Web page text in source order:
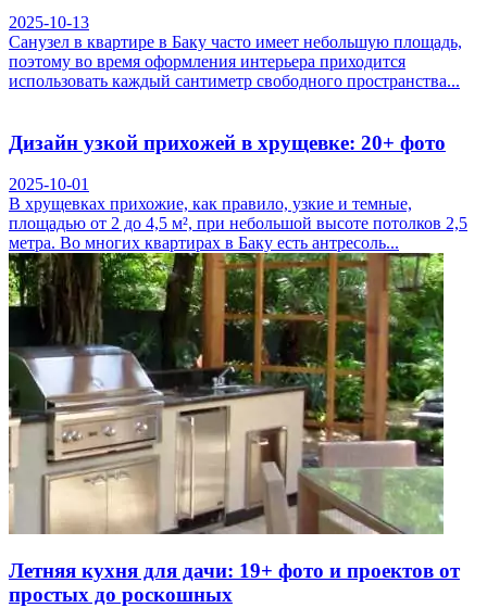
2025-10-13
Санузел в квартире в Баку часто имеет небольшую площадь,
поэтому во время оформления интерьера приходится
использовать каждый сантиметр свободного пространства...
Дизайн узкой прихожей в хрущевке: 20+ фото
2025-10-01
В хрущевках прихожие, как правило, узкие и темные,
площадью от 2 до 4,5 м², при небольшой высоте потолков 2,5
метра. Во многих квартирах в Баку есть антресоль...
Летняя кухня для дачи: 19+ фото и проектов от
простых до роскошных